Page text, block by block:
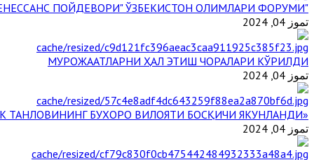
"БУЮК АЖДОДЛАР МЕРОСИ – III РЕНЕССАНС ПОЙДЕВОРИ" ЎЗБЕКИСТОН ОЛИМЛАРИ ФОРУМИ
تموز 04, 2024
МУРОЖААТЛАРНИ ҲАЛ ЭТИШ ЧОРАЛАРИ КЎРИЛДИ
تموز 04, 2024
«ЙИЛ ИМОМИ – 2024» КЎРИК ТАНЛОВИНИНГ БУХОРО ВИЛОЯТИ БОСҚИЧИ ЯКУНЛАНДИ
تموز 04, 2024